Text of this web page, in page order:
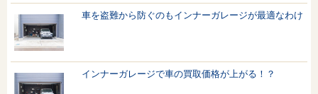
車を盗難から防ぐのもインナーガレージが最適なわけ
インナーガレージで車の買取価格が上がる！？